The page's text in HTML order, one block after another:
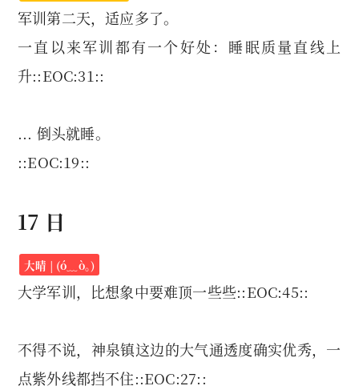
军训第二天，适应多了。
一直以来军训都有一个好处：睡眠质量直线上
升::EOC:31::
... 倒头就睡。
::EOC:19::
17 日
大晴 | (ó﹏ò｡)
大学军训，比想象中要难顶一些些::EOC:45::
不得不说，神泉镇这边的大气通透度确实优秀，一
点紫外线都挡不住::EOC:27::